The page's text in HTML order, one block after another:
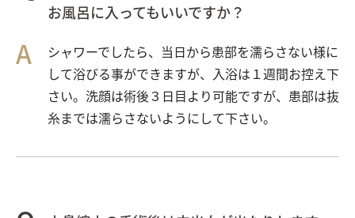
お風呂に入ってもいいですか？
シャワーでしたら、当日から患部を濡らさない様に
して浴びる事ができますが、入浴は１週間お控え下
さい。洗顔は術後３日目より可能ですが、患部は抜
糸までは濡らさないようにして下さい。